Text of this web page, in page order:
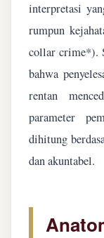
interpretasi
rumpun
collar crime*).
bahwa
rentan
parameter
dihitung
dan akuntabel.